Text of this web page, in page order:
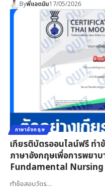
Byพี่แอดมิน17/05/2026
ภาษาอังกฤษ
เกียรติบัตรออนไลน์ฟรี ทำ
ภาษาอังกฤษเพื่อการพยา
Fundamental Nursing
ทำข้อสอบวัดร…